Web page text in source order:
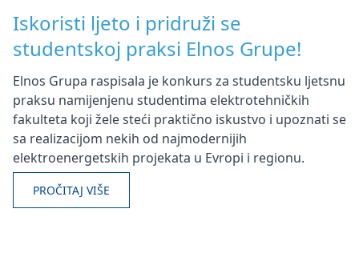
Iskoristi ljeto i pridruži se
studentskoj praksi Elnos Grupe!
Elnos Grupa raspisala je konkurs za studentsku ljetsnu
praksu namijenjenu studentima elektrotehničkih
fakulteta koji žele steći praktično iskustvo i upoznati se
sa realizacijom nekih od najmodernijih
elektroenergetskih projekata u Evropi i regionu.
PROČITAJ VIŠE